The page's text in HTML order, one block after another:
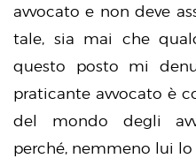
avvocato e non deve
tale, sia mai che
questo posto mi
praticante avvocato è
del mondo degli
perché, nemmeno lui